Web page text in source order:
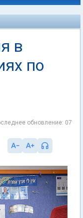
в
по
обновление: 07